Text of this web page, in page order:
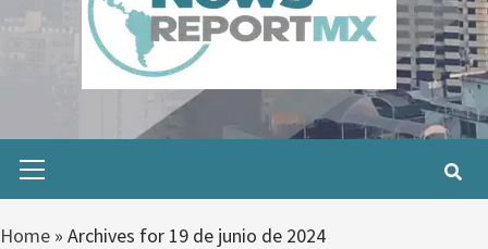
Menu
Home » Archives for 19 de junio de 2024